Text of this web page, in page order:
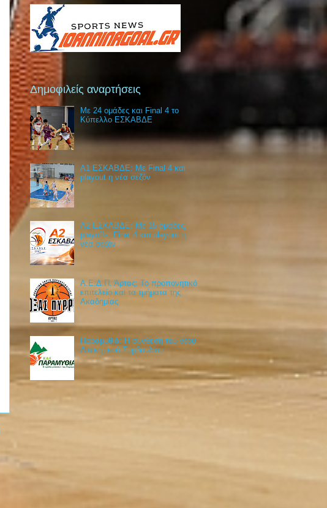
Δημοφιλείς αναρτήσεις
Με 24 ομάδες και Final 4 το
Κύπελλο ΕΣΚΑΒΔΕ
Α1 ΕΣΚΑΒΔΕ: Με Final 4 και
playout η νέα σεζόν
Α2 ΕΣΚΑΒΔΕ: Με 15 ομάδες,
playoffs, Final 4 και playout η
νέα σεζόν
Α.Ε.Δ.Π. Άρτας: Το προπονητικό
επιτελείο και τα τμήματα της
Ακαδημίας
Παραμυθιά: Η σύνθεση του νέου
Διοικητικού Συμβουλίου